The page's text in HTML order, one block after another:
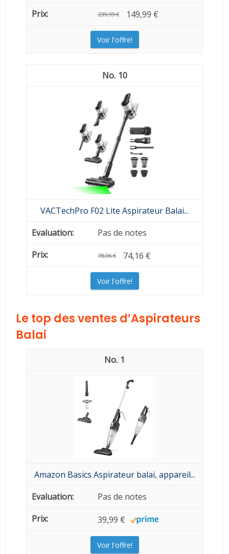
239,99 € 149,99 €
Voir l'offre!
10
VACTechPro F02 Lite Aspirateur Balai...
Pas de notes
78,06 € 74,16 €
Voir l'offre!
Le top des ventes d’Aspirateurs
Balai
1
Amazon Basics Aspirateur balai, appareil...
Pas de notes
39,99 €
Voir l'offre!